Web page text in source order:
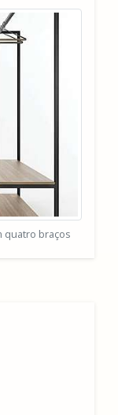
quatro braços